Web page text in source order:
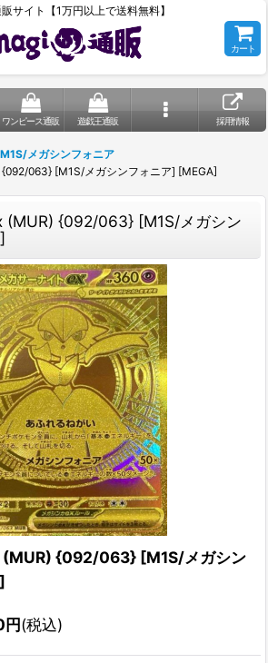
サイト【1万円以上で送料無料】
カート
ワンピース通販 遊戯王通販 採用情報
M1S/メガシンフォニア
063} [M1S/メガシンフォニア] [MEGA]
(MUR) {092/063} [M1S/メガシン
(MUR) {092/063} [M1S/メガシン
円(税込)